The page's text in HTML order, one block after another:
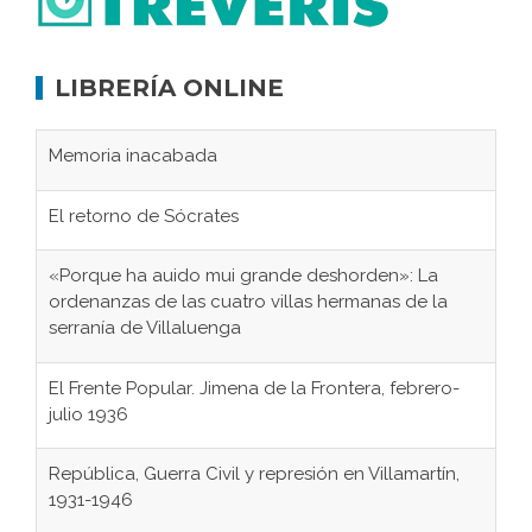
LIBRERÍA ONLINE
Memoria inacabada
El retorno de Sócrates
«Porque ha auido mui grande deshorden»: La
ordenanzas de las cuatro villas hermanas de la
serranía de Villaluenga
El Frente Popular. Jimena de la Frontera, febrero-
julio 1936
República, Guerra Civil y represión en Villamartín,
1931-1946